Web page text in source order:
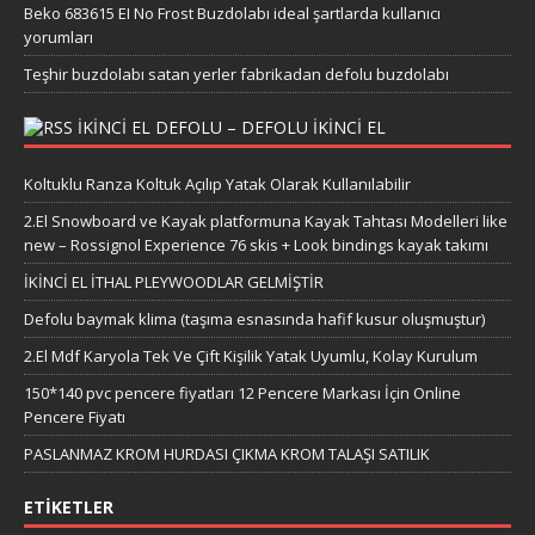
Beko 683615 EI No Frost Buzdolabı ideal şartlarda kullanıcı
yorumları
Teşhir buzdolabı satan yerler fabrikadan defolu buzdolabı
IKINCI EL DEFOLU – DEFOLU IKINCI EL
Koltuklu Ranza Koltuk Açılıp Yatak Olarak Kullanılabilir
2.El Snowboard ve Kayak platformuna Kayak Tahtası Modelleri like
new – Rossignol Experience 76 skis + Look bindings kayak takımı
İKİNCİ EL İTHAL PLEYWOODLAR GELMİŞTİR
Defolu baymak klima (taşıma esnasında hafif kusur oluşmuştur)
2.El Mdf Karyola Tek Ve Çift Kişilik Yatak Uyumlu, Kolay Kurulum
150*140 pvc pencere fiyatları 12 Pencere Markası İçin Online
Pencere Fiyatı
PASLANMAZ KROM HURDASI ÇIKMA KROM TALAŞI SATILIK
ETIKETLER